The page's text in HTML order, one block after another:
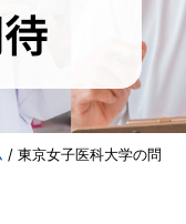
/ 東京女子医科大学の問